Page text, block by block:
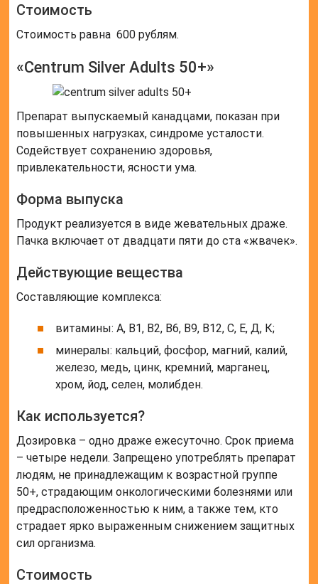
Стоимость
Стоимость равна 600 рублям.
«Centrum Silver Adults 50+»
Препарат выпускаемый канадцами, показан при
повышенных нагрузках, синдроме усталости.
Содействует сохранению здоровья,
привлекательности, ясности ума.
Форма выпуска
Продукт реализуется в виде жевательных драже.
Пачка включает от двадцати пяти до ста «жвачек».
Действующие вещества
Составляющие комплекса:
витамины: А, В1, В2, В6, В9, В12, С, Е, Д, К;
минералы: кальций, фосфор, магний, калий,
железо, медь, цинк, кремний, марганец,
хром, йод, селен, молибден.
Как используется?
Дозировка – одно драже ежесуточно. Срок приема
– четыре недели. Запрещено употреблять препарат
людям, не принадлежащим к возрастной группе
50+, страдающим онкологическими болезнями или
предрасположенностью к ним, а также тем, кто
страдает ярко выраженным снижением защитных
сил организма.
Стоимость